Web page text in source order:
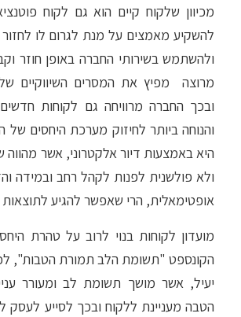
מכיוון שלקוח קיים הוא גם לקוח
להשקיע מאמצים על מנת לגרום לו לחזור
ולהשתמש בשירותי החברה באופן חוזר
מרוצה מפיץ את המסרים השיווקיים
ובכך החברה מרוויחה גם לקוחות
והנוחה ביותר לחיזוק מערכת היחסים
היא באמצעות דיור אלקטרוני, אשר
ולא פולשנית לפנות לקהל רחב ובמידה
אופטימאלית, הרי שאפשר להגיע לתוצאות
מועדון לקוחות בנוי לרוב על טהרת
הקונספט "תשומת הלב תמורת הטבות", לכן
יעיל, אשר מושך תשומת לב ומעורר
הטבה מעניינת ללקוח ובכך לסייע לעסק